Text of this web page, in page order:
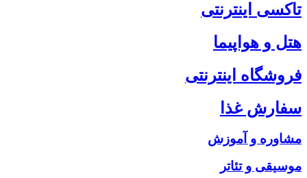
تاکسی اینترنتی
هتل و هواپیما
فروشگاه اینترنتی
سفارش غذا
مشاوره و آموزش
موسیقی و تئاتر